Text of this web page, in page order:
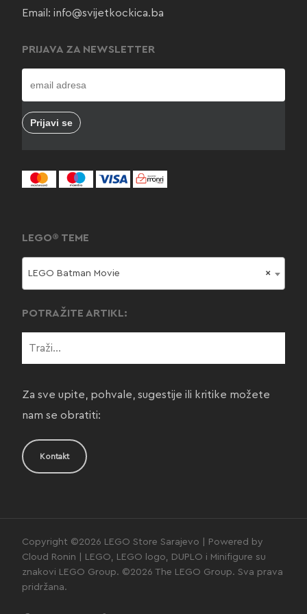
Email: info@svijetkockica.ba
PRIJAVA ZA NEWSLETTER
LEGO® TEME
×
LEGO Batman Movie
POTRAŽITE ARTIKL:
Za sve upite, pohvale, sugestije ili kritike možete
nam se obratiti:
Kontakt
Copyright ©2026 LEGO Store Sarajevo | Powered by
Cloud Ronin | LEGO, LEGO logo, DUPLO i Minifigure su
znakovi LEGO Group. ©2026 The LEGO Group. Sva prava
pridržana.